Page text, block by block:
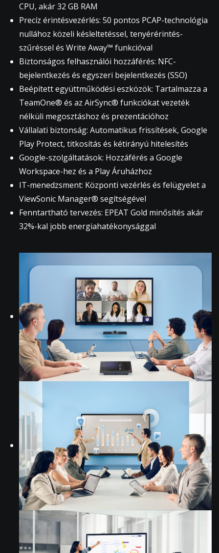
CPU, akár 32 GB RAM
Precíz érintésvezérlés: 50 pontos PCAP-technológia
nullához közeli késleltetéssel, tenyérérintés-
szűréssel és Write Away™ funkcióval
Biztonságos felhasználói hozzáférés: NFC-
bejelentkezés és egyszeri bejelentkezés (SSO)
Beépített együttműködési eszközök: Tartalmazza a
TeamOne® és az AirSync® funkciókat vezeték
nélküli megosztáshoz és prezentációhoz
Vállalati biztonság: Automatikus frissítések, Google
Play Protect, titkosítás és kétirányú hitelesítés
Google-szolgáltatások: Hozzáférés a Google
Workspace-hez és a Play Áruházhoz
IT-menedzsment: Központi vezérlés és felügyelet a
ViewSonic Manager® segítségével
Fenntartható tervezés: EPEAT Gold minősítés akár
32%-kal jobb energiahatékonysággal